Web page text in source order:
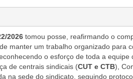
2026 tomou posse, reafirmando o
manter um trabalho organizado para
o esforço de toda a equipe
de centrais sindicais (CUT e CTB),
na sede do sindicato, seguindo